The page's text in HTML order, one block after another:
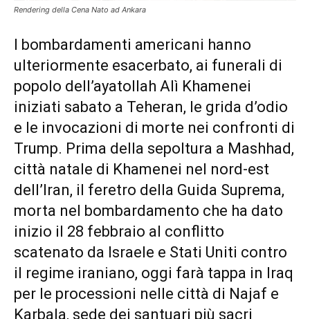
Rendering della Cena Nato ad Ankara
I bombardamenti americani hanno
ulteriormente esacerbato, ai funerali di
popolo dell’ayatollah Alì Khamenei
iniziati sabato a Teheran, le grida d’odio
e le invocazioni di morte nei confronti di
Trump. Prima della sepoltura a Mashhad,
città natale di Khamenei nel nord-est
dell’Iran, il feretro della Guida Suprema,
morta nel bombardamento che ha dato
inizio il 28 febbraio al conflitto
scatenato da Israele e Stati Uniti contro
il regime iraniano, oggi farà tappa in Iraq
per le processioni nelle città di Najaf e
Karbala, sede dei santuari più sacri